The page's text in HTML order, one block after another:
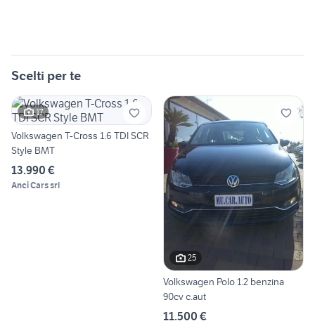
Scelti per te
17
Volkswagen T-Cross 1.6 TDI SCR
Style BMT
13.990 €
Anci Cars srl
25
Volkswagen Polo 1.2 benzina
90cv c.aut
11.500 €